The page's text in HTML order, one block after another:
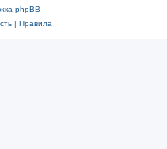
phpBB
| Правила